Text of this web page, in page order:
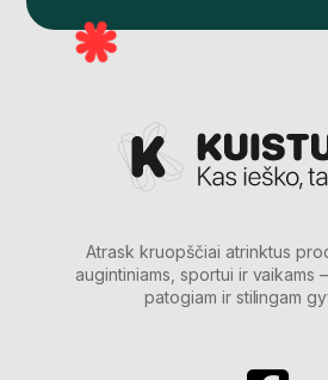
Atrask kruopščiai atrinktus
augintiniams, sportui ir vaikams
patogiam ir stilingam